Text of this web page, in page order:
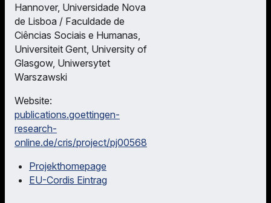
Hannover, Universidade Nova
de Lisboa / Faculdade de
Ciências Sociais e Humanas,
Universiteit Gent, University of
Glasgow, Uniwersytet
Warszawski
Website:
publications.goettingen-
research-
online.de/cris/project/pj00568
Projekthomepage
EU-Cordis Eintrag